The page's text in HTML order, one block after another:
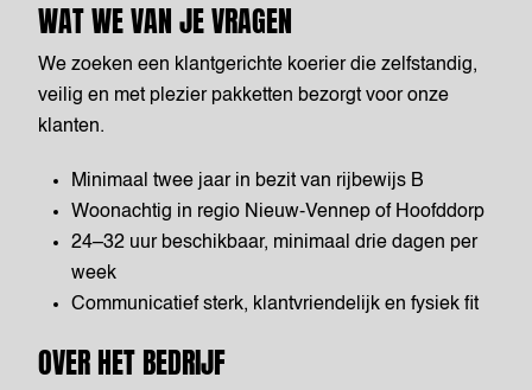
WAT WE VAN JE VRAGEN
We zoeken een klantgerichte koerier die zelfstandig,
veilig en met plezier pakketten bezorgt voor onze
klanten.
Minimaal twee jaar in bezit van rijbewijs B
Woonachtig in regio Nieuw-Vennep of Hoofddorp
24–32 uur beschikbaar, minimaal drie dagen per
week
Communicatief sterk, klantvriendelijk en fysiek fit
OVER HET BEDRIJF